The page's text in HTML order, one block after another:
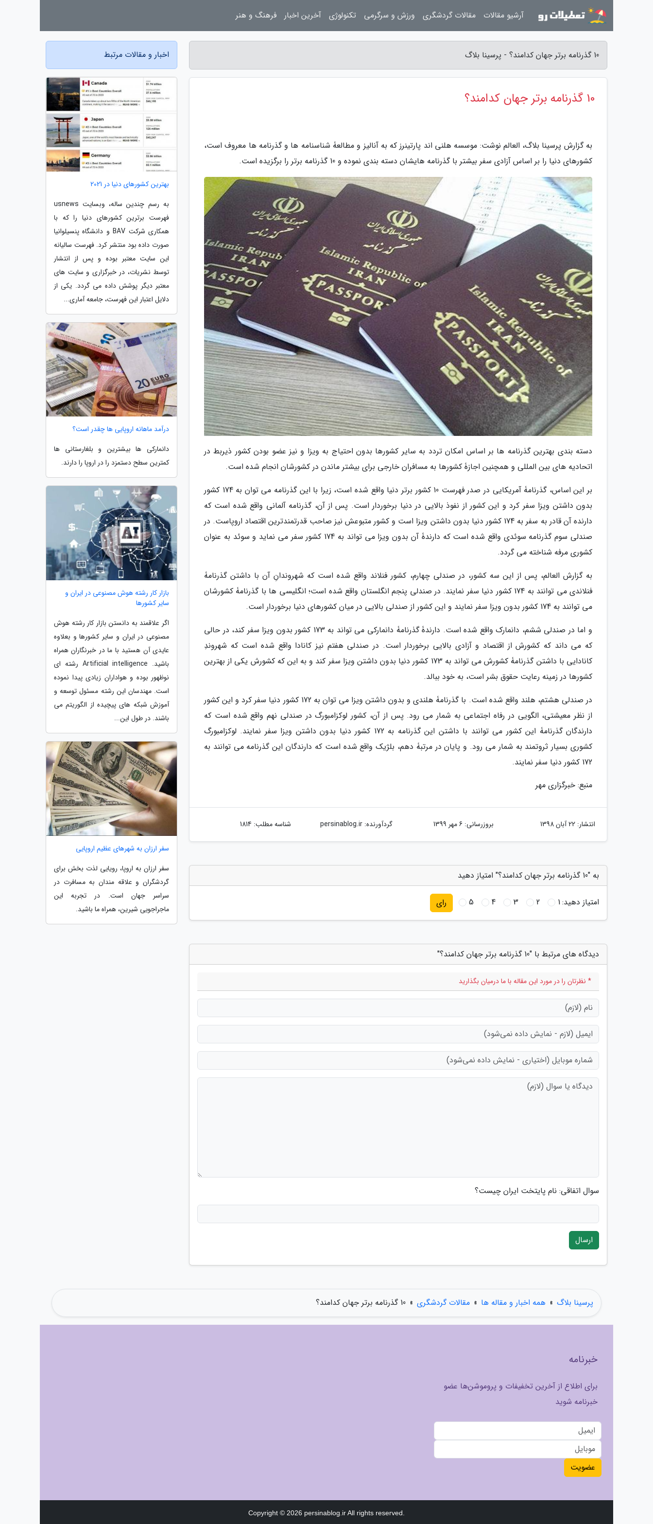
10 گذرنامه برتر جهان کدامند؟ - پرسینا بلاگ
10 گذرنامه برتر جهان کدامند؟
به گزارش پرسینا بلاگ، العالم نوشت: موسسه هلنی اند پارتینرز که به آنالیز و مطالعۀ شناسنامه ها و گذرنامه ها معروف است،
کشورهای دنیا را بر اساس آزادی سفر بیشتر با گذرنامه هایشان دسته بندی نموده و 10 گذرنامه برتر را برگزیده است.
دسته بندی بهترین گذرنامه ها بر اساس امکان تردد به سایر کشورها بدون احتیاج به ویزا و نیز عضو بودن کشور ذیربط در
اتحادیه های بین المللی و همچنین اجازۀ کشورها به مسافران خارجی برای بیشتر ماندن در کشورشان انجام شده است.
بر این اساس، گذرنامۀ آمریکایی در صدر فهرست 10 کشور برتر دنیا واقع شده است، زیرا با این گذرنامه می توان به 174 کشور
بدون داشتن ویزا سفر کرد و این کشور از نفوذ بالایی در دنیا برخوردار است. پس از آن، گذرنامه آلمانی واقع شده است که
دارنده آن قادر به سفر به 174 کشور دنیا بدون داشتن ویزا است و کشور متبوعش نیز صاحب قدرتمندترین اقتصاد اروپاست. در
صندلی سوم گذرنامه سوئدی واقع شده است که دارندۀ آن بدون ویزا می تواند به 174 کشور سفر می نماید و سوئد به عنوان
کشوری مرفه شناخته می گردد.
به گزارش العالم، پس از این سه کشور، در صندلی چهارم، کشور فنلاند واقع شده است که شهروندانِ آن با داشتن گذرنامۀ
فنلاندی می توانند به 174 کشور دنیا سفر نمایند. در صندلی پنجم انگلستان واقع شده است؛ انگلیسی ها با گذرنامۀ کشورشان
می توانند به 174 کشور بدون ویزا سفر نمایند و این کشور از صندلی بالایی در میان کشورهای دنیا برخوردار است.
و اما در صندلی ششم، دانمارک واقع شده است. دارندۀ گذرنامۀ دانمارکی می تواند به 173 کشور بدون ویزا سفر کند، در حالی
که می داند که کشورش از اقتصاد و آزادی بالایی برخوردار است. در صندلی هفتم نیز کانادا واقع شده است که شهروندِ
کانادایی با داشتن گذرنامۀ کشورش می تواند به 173 کشور دنیا بدون داشتن ویزا سفر کند و به این که کشورش یکی از بهترین
کشورها در زمینه رعایت حقوق بشر است، به خود ببالد.
در صندلی هشتم، هلند واقع شده است. با گذرنامۀ هلندی و بدون داشتن ویزا می توان به 172 کشور دنیا سفر کرد و این کشور
از نظر معیشتی، الگویی در رفاه اجتماعی به شمار می رود. پس از آن، کشور لوکزامبورگ در صندلی نهم واقع شده است که
دارندگان گذرنامۀ این کشور می توانند با داشتن این گذرنامه به 172 کشور دنیا بدون داشتن ویزا سفر نمایند. لوکزامبورگ
کشوری بسیار ثروتمند به شمار می رود. و پایان در مرتبۀ دهم، بلژیک واقع شده است که دارندگان این گذرنامه می توانند به
172 کشور دنیا سفر نمایند.
منبع: خبرگزاری مهر
انتشار: 22 آبان 1398 بروزرسانی: 6 مهر 1399 گردآورنده:persinablog.ir شناسه مطلب: 1814
به "10 گذرنامه برتر جهان کدامند؟" امتیاز دهید
امتیاز دهید:1
2
3
4
5 رای
دیدگاه های مرتبط با "10 گذرنامه برتر جهان کدامند؟"
* نظرتان را در مورد این مقاله با ما درمیان بگذارید
سوال اتفاقی: نام پایتخت ایران چیست؟
ارسال
اخبار و مقالات مرتبط
بهترین کشورهای دنیا در 2021
به رسم چندین ساله، وبسایت usnews
فهرست برترین کشورهای دنیا را که با
همکاری شرکت BAV و دانشگاه پنسیلوانیا
صورت داده بود منتشر کرد. فهرست سالیانه
این سایت معتبر بوده و پس از انتشار
توسط نشریات، در خبرگزاری و سایت های
معتبر دیگر پوشش داده می گردد. یکی از
دلایل اعتبار این فهرست، جامعه آماری...
درآمد ماهانه اروپایی ها چقدر است؟
دانمارکی ها بیشترین و بلغارستانی ها
کمترین سطح دستمزد را در اروپا را دارند.
بازار کار رشته هوش مصنوعی در ایران و
سایر کشورها
اگر علاقمند به دانستن بازار کار رشته هوش
مصنوعی در ایران و سایر کشورها و بعلاوه
عایدی آن هستید با ما در خبرنگاران همراه
باشید. Artificial intelligence رشته ای
نوظهور بوده و هواداران زیادی پیدا نموده
است. مهندسان این رشته مسئول توسعه و
آموزش شبکه های پیچیده از الگوریتم می
باشند. در طول این...
سفر ارزان به شهرهای عظیم اروپایی
سفر ارزان به اروپا، رویایی لذت بخش برای
گردشگران و علاقه مندان به مسافرت در
سراسر جهان است. در تجربه این
ماجراجویی شیرین، همراه ما باشید.
پرسینا بلاگ » همه اخبار و مقاله ها » مقالات گردشگری » 10 گذرنامه برتر جهان کدامند؟
آرشیو مقالات مقالات گردشگری ورزش و سرگرمی تکنولوژی آخرین اخبار فرهنگ و هنر
خبرنامه
برای اطلاع از آخرین تخفیفات و پروموشن‌ها عضو
خبرنامه شوید
عضویت
Copyright © 2026 persinablog.ir All rights reserved.